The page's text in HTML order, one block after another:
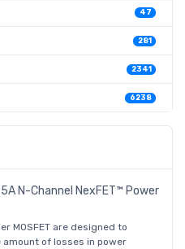
47
281
2341
6238
N-Channel NexFET™ Power
MOSFET are designed to
amount of losses in power